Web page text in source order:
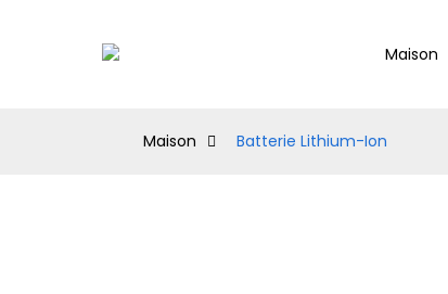
Maison
Maison Batterie Lithium-Ion